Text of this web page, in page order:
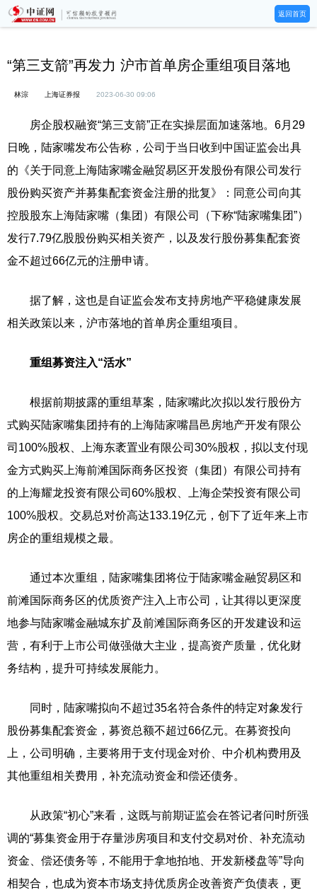
返回首页
“第三支箭”再发力 沪市首单房企重组项目落地
林淙 上海证券报 2023-06-30 09:06
房企股权融资“第三支箭”正在实操层面加速落地。6月29
日晚，陆家嘴发布公告称，公司于当日收到中国证监会出具
的《关于同意上海陆家嘴金融贸易区开发股份有限公司发行
股份购买资产并募集配套资金注册的批复》：同意公司向其
控股股东上海陆家嘴（集团）有限公司（下称“陆家嘴集团”）
发行7.79亿股股份购买相关资产，以及发行股份募集配套资
金不超过66亿元的注册申请。
据了解，这也是自证监会发布支持房地产平稳健康发展
相关政策以来，沪市落地的首单房企重组项目。
重组募资注入“活水”
根据前期披露的重组草案，陆家嘴此次拟以发行股份方
式购买陆家嘴集团持有的上海陆家嘴昌邑房地产开发有限公
司100%股权、上海东袤置业有限公司30%股权，拟以支付现
金方式购买上海前滩国际商务区投资（集团）有限公司持有
的上海耀龙投资有限公司60%股权、上海企荣投资有限公司
100%股权。交易总对价高达133.19亿元，创下了近年来上市
房企的重组规模之最。
通过本次重组，陆家嘴集团将位于陆家嘴金融贸易区和
前滩国际商务区的优质资产注入上市公司，让其得以更深度
地参与陆家嘴金融城东扩及前滩国际商务区的开发建设和运
营，有利于上市公司做强做大主业，提高资产质量，优化财
务结构，提升可持续发展能力。
同时，陆家嘴拟向不超过35名符合条件的特定对象发行
股份募集配套资金，募资总额不超过66亿元。在募资投向
上，公司明确，主要将用于支付现金对价、中介机构费用及
其他重组相关费用，补充流动资金和偿还债务。
从政策“初心”来看，这既与前期证监会在答记者问时所强
调的“募集资金用于存量涉房项目和支付交易对价、补充流动
资金、偿还债务等，不能用于拿地拍地、开发新楼盘等”导向
相契合，也成为资本市场支持优质房企改善资产负债表，更